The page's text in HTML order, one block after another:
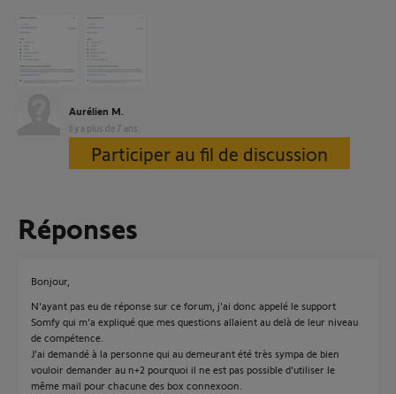
Aurélien M.
il y a plus de 7 ans
Participer au fil de discussion
Réponses
Bonjour,
N'ayant pas eu de réponse sur ce forum, j'ai donc appelé le support
Somfy qui m'a expliqué que mes questions allaient au delà de leur niveau
de compétence.
J'ai demandé à la personne qui au demeurant été très sympa de bien
vouloir demander au n+2 pourquoi il ne est pas possible d'utiliser le
même mail pour chacune des box connexoon.